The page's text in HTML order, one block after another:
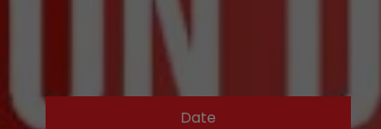
Date